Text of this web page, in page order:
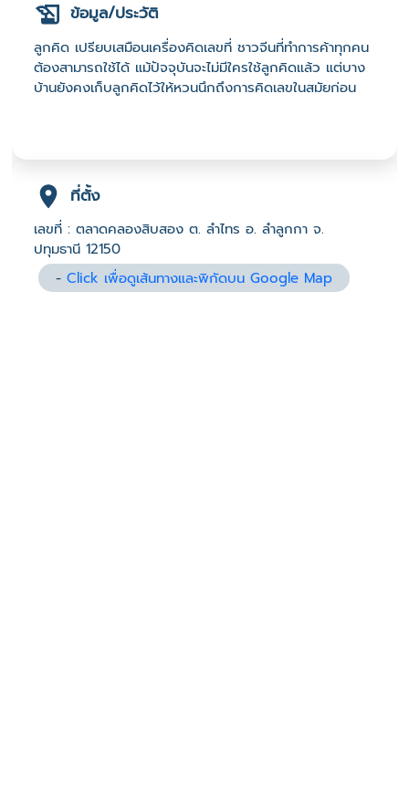
ข้อมูล/ประวัติ
ลูกคิด เปรียบเสมือนเครื่องคิดเลขที่ ชาวจีนที่ทำการค้าทุกคน
ต้องสามารถใช้ได้ แม้ปัจจุบันจะไม่มีใครใช้ลูกคิดแล้ว แต่บาง
บ้านยังคงเก็บลูกคิดไว้ให้หวนนึกถึงการคิดเลขในสมัยก่อน
ที่ตั้ง
เลขที่ : ตลาดคลองสิบสอง ต. ลำไทร อ. ลำลูกกา จ.
ปทุมธานี 12150
-Click เพื่อดูเส้นทางและพิกัดบน Google Map